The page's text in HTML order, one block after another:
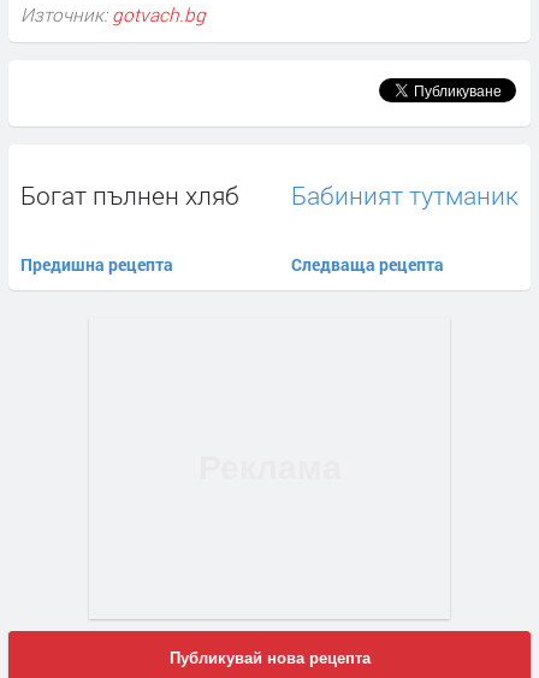
Източник: gotvach.bg
Богат пълнен хляб
Предишна рецепта
Бабиният тутманик
Следваща рецепта
Публикувай нова рецепта